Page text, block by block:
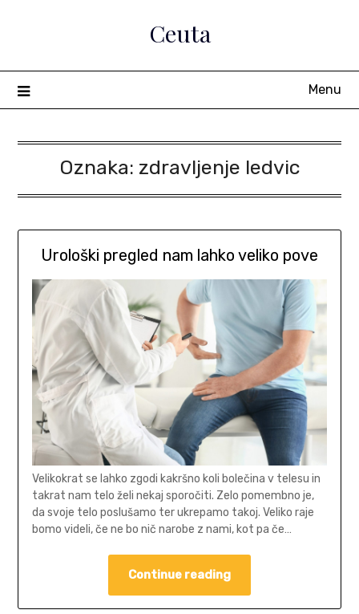
Ceuta
Menu
Oznaka: zdravljenje ledvic
Urološki pregled nam lahko veliko pove
Velikokrat se lahko zgodi kakršno koli bolečina v telesu in
takrat nam telo želi nekaj sporočiti. Zelo pomembno je,
da svoje telo poslušamo ter ukrepamo takoj. Veliko raje
bomo videli, če ne bo nič narobe z nami, kot pa če…
Continue reading